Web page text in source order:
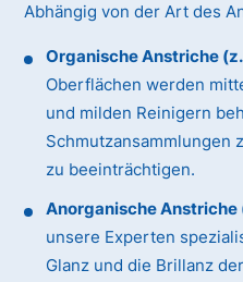
Abhängig von der Art des
Organische Anstriche
Oberflächen werden
und milden Reinigern
Schmutzansammlungen
zu beeinträchtigen.
Anorganische Anstriche
unsere Experten
Glanz und die Brillanz